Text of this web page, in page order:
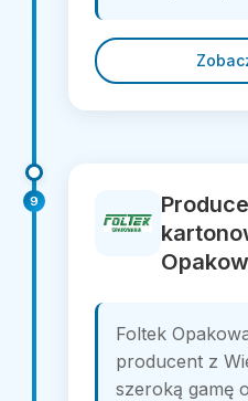
9
Foltek
producent z
szeroką gamę